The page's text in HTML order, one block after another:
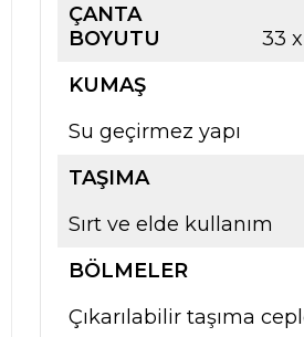
ÇANTA
BOYUTU
33
KUMAŞ
Su geçirmez yapı
TAŞIMA
Sırt ve elde kullanım
BÖLMELER
Çıkarılabilir taşıma